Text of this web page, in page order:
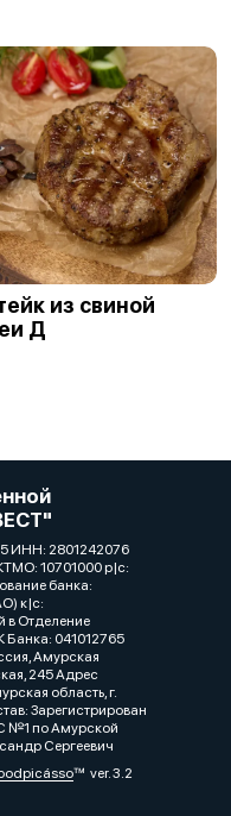
из свиной
Д
ИНН: 2801242076
10701000 р|c:
банка:
к|c:
в Отделение
041012765
Амурская
245 Адрес
область, г.
Зарегистрирован
№1 по Амурской
Сергеевич
ver. 3.2